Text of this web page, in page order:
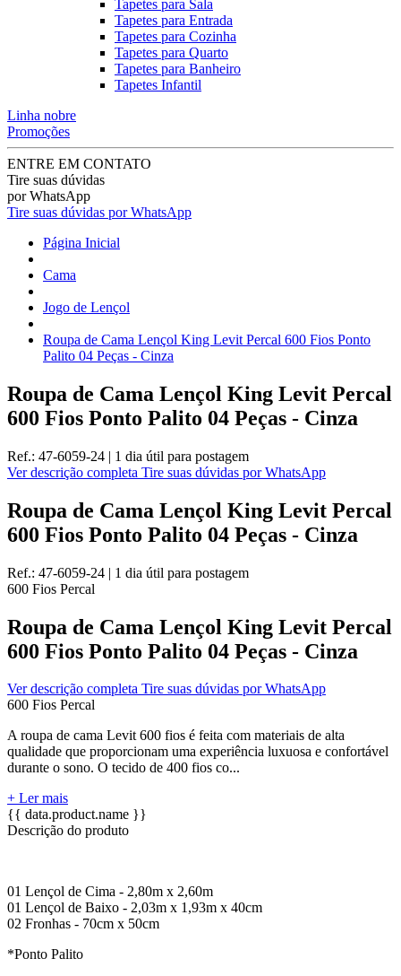
Tapetes para Sala
Tapetes para Entrada
Tapetes para Cozinha
Tapetes para Quarto
Tapetes para Banheiro
Tapetes Infantil
Linha nobre
Promoções
ENTRE EM CONTATO
Tire suas dúvidas
por WhatsApp
Tire suas dúvidas por WhatsApp
Página Inicial
Cama
Jogo de Lençol
Roupa de Cama Lençol King Levit Percal 600 Fios Ponto
Palito 04 Peças - Cinza
Roupa de Cama Lençol King Levit Percal
600 Fios Ponto Palito 04 Peças - Cinza
Ref.: 47-6059-24 | 1 dia útil para postagem
Ver descrição completa Tire suas dúvidas por WhatsApp
Roupa de Cama Lençol King Levit Percal
600 Fios Ponto Palito 04 Peças - Cinza
Ref.: 47-6059-24 | 1 dia útil para postagem
600 Fios Percal
Roupa de Cama Lençol King Levit Percal
600 Fios Ponto Palito 04 Peças - Cinza
Ver descrição completa Tire suas dúvidas por WhatsApp
600 Fios Percal
A roupa de cama Levit 600 fios é feita com materiais de alta
qualidade que proporcionam uma experiência luxuosa e confortável
durante o sono. O tecido de 400 fios co...
+ Ler mais
{{ data.product.name }}
Descrição do produto
01 Lençol de Cima - 2,80m x 2,60m
01 Lençol de Baixo - 2,03m x 1,93m x 40cm
02 Fronhas - 70cm x 50cm
*Ponto Palito